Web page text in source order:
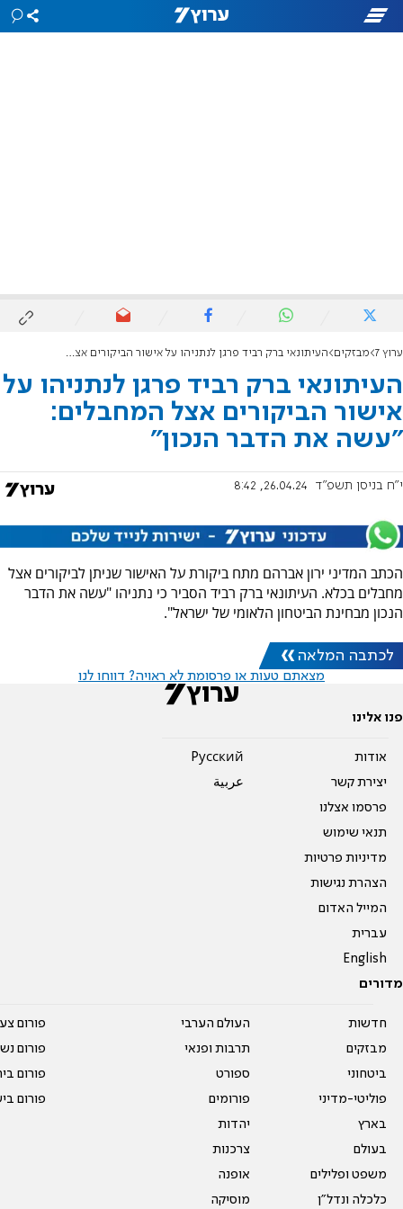
ערוץ 7 מבזקים העיתונאי ברק רביד פרגן לנתניהו על אישור הביקורים אצל המחבלים: "עשה את הדבר הנכון"
העיתונאי ברק רביד פרגן לנתניהו על
אישור הביקורים אצל המחבלים:
"עשה את הדבר הנכון"
י"ח בניסן תשפ"ד 26.04.24, 8:42
הכתב המדיני ירון אברהם מתח ביקורת על האישור שניתן לביקורים אצל
מחבלים בכלא. העיתונאי ברק רביד הסביר כי נתניהו "עשה את הדבר
הנכון מבחינת הביטחון הלאומי של ישראל".
לכתבה המלאה
מצאתם טעות או פרסומת לא ראויה? דווחו לנו
פנו אלינו
אודות
יצירת קשר
פרסמו אצלנו
תנאי שימוש
מדיניות פרטיות
הצהרת נגישות
המייל האדום
עברית
English
Pусский
عربية
מדורים
חדשות
מבזקים
ביטחוני
פוליטי-מדיני
בארץ
בעולם
משפט ופלילים
כלכלה ונדל"ן
העולם הערבי
תרבות ופנאי
ספורט
פורומים
יהדות
צרכנות
אופנה
מוסיקה
פורום
פורום
פורום
פורום